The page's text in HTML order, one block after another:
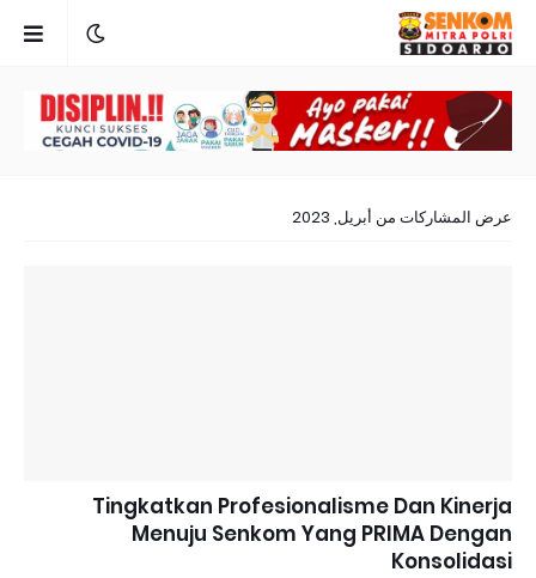
عرض المشاركات من أبريل, 2023
Tingkatkan Profesionalisme Dan Kinerja
Menuju Senkom Yang PRIMA Dengan
Konsolidasi